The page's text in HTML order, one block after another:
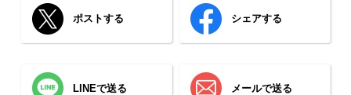
ポストする シェアする
LINEで送る メールで送る